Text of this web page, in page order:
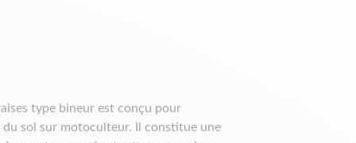
type bineur est conçu pour
du sol sur motoculteur. Il constitue une